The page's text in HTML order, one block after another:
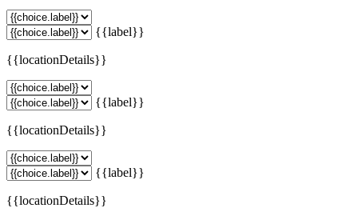
{{label}}
{{locationDetails}}
{{label}}
{{locationDetails}}
{{label}}
{{locationDetails}}